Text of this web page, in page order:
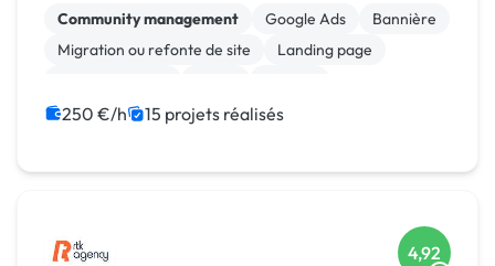
Community management Google Ads
Bannière
Migration ou refonte de site
Landing page
Gestion de projet
Print (flyer, plaquette, affiche...)
250 €/h 15 projets réalisés
4,92